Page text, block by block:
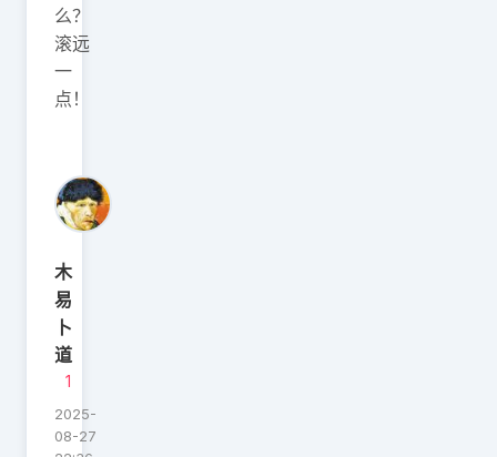
么？
滚远
一
点！
木
易
卜
道
1
2025-
08-27